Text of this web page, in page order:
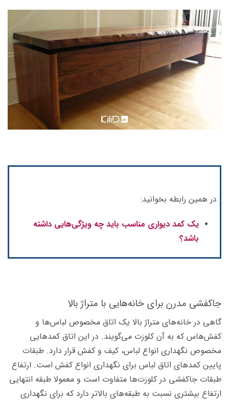
در همین رابطه بخوانید:
یک کمد دیواری مناسب باید چه ویژگی‌هایی داشته
باشد؟
جاکفشی مدرن برای خانه‌هایی با متراژ بالا
گاهی در خانه‌های متراژ بالا یک اتاق مخصوص لباس‌ها و
کفش‌هاس که به آن کلوزت می‌گویند. در این اتاق کمدهایی
مخصوص نگهداری انواع لباس، کیف و کفش قرار دارد. طبقات
پایین کمدهای اتاق لباس برای نگهداری انواع کفش است. ارتفاع
طبقات جاکفشی در کلوزت‌ها متفاوت است و معمولا طبقه انتهایی
ارتفاع بیشتری نسبت به طبقه‌های بالاتر دارد که برای نگهداری